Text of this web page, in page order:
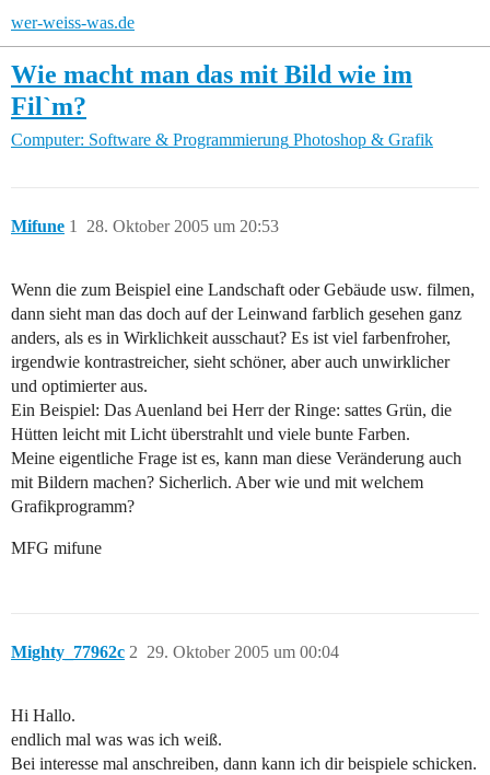
wer-weiss-was.de
Wie macht man das mit Bild wie im
Fil`m?
Computer: Software & Programmierung Photoshop & Grafik
Mifune 28. Oktober 2005 um 20:53
1
Wenn die zum Beispiel eine Landschaft oder Gebäude usw. filmen,
dann sieht man das doch auf der Leinwand farblich gesehen ganz
anders, als es in Wirklichkeit ausschaut? Es ist viel farbenfroher,
irgendwie kontrastreicher, sieht schöner, aber auch unwirklicher
und optimierter aus.
Ein Beispiel: Das Auenland bei Herr der Ringe: sattes Grün, die
Hütten leicht mit Licht überstrahlt und viele bunte Farben.
Meine eigentliche Frage ist es, kann man diese Veränderung auch
mit Bildern machen? Sicherlich. Aber wie und mit welchem
Grafikprogramm?
MFG mifune
Mighty_77962c 29. Oktober 2005 um 00:04
2
Hi Hallo.
endlich mal was was ich weiß.
Bei interesse mal anschreiben, dann kann ich dir beispiele schicken.